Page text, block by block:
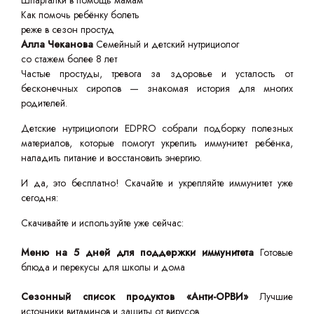
Как помочь ребёнку болеть
реже в сезон простуд
Алла Чеканова Семейный и детский нутрициолог
со стажем более 8 лет
Частые простуды, тревога за здоровье и усталость от
бесконечных сиропов — знакомая история для многих
родителей.
Детские нутрициологи EDPRO собрали подборку полезных
материалов, которые помогут укрепить иммунитет ребёнка,
наладить питание и восстановить энергию.
И да, это бесплатно! Скачайте и укрепляйте иммунитет уже
сегодня:
Скачивайте и используйте уже сейчас:
Меню на 5 дней для поддержки иммунитета Готовые
блюда и перекусы для школы и дома
Сезонный список продуктов «Анти-ОРВИ»
Лучшие
источники витаминов и защиты от вирусов